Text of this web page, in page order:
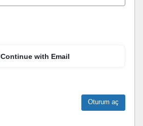
Continue with Email